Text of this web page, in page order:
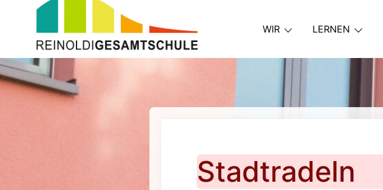
WIR LERNEN
Stadtradeln